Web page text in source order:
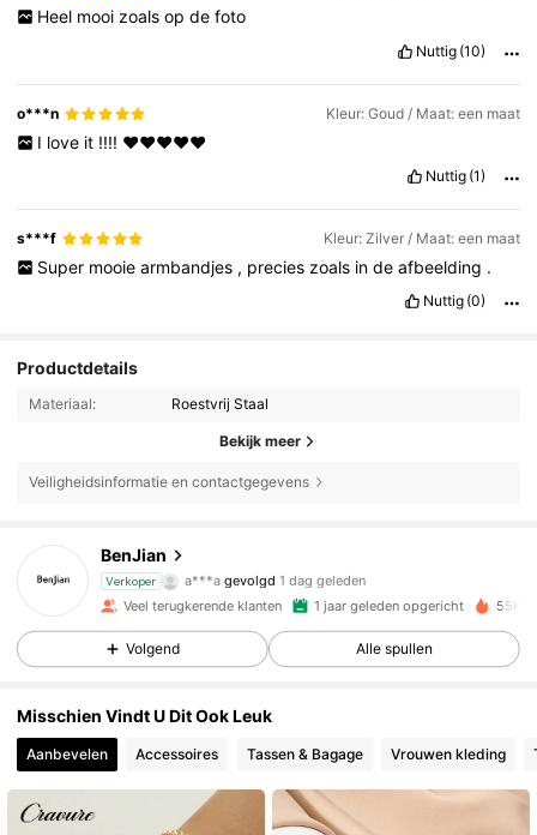
Heel mooi zoals op de foto
Nuttig (10)
o***n Kleur: Goud / Maat: een maat
I love it !!!! ❤️❤️❤️❤️❤️
Nuttig (1)
s***f Kleur: Zilver / Maat: een maat
Super mooie armbandjes , precies zoals in de afbeelding .
Nuttig (0)
Productdetails
Materiaal: Roestvrij Staal
Bekijk meer
Veiligheidsinformatie en contactgegevens
BenJian
Verkoper
p***9 is aan het browsen
4.84
3.1K Volgers
4.84 3.1K Volgers
Veel terugkerende klanten 1 jaar geleden opgericht 55K+
Volgend Alle spullen
Misschien Vindt U Dit Ook Leuk
Aanbevelen Accessoires Tassen & Bagage Vrouwen kleding